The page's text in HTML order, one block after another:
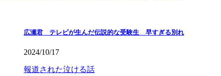
広瀬君 テレビが生んだ伝説的な受験生 早すぎる別れ
2024/10/17
報道された泣ける話